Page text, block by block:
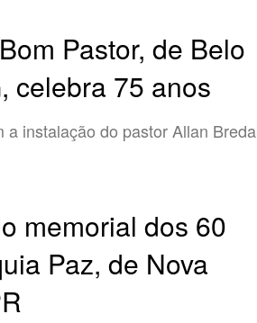
Pastor, de Belo
celebra 75 anos
a instalação do pastor Allan Breda
memorial dos 60
Paz, de Nova